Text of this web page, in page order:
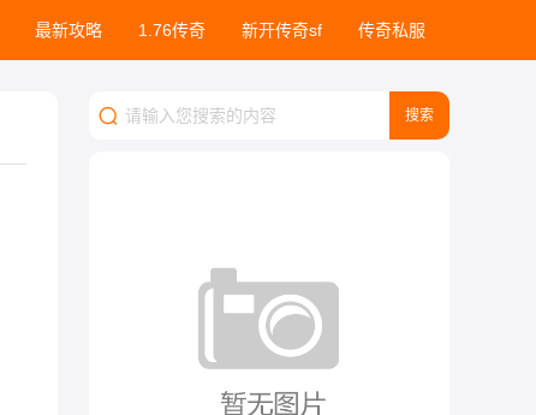
最新攻略 1.76传奇 新开传奇sf 传奇私服